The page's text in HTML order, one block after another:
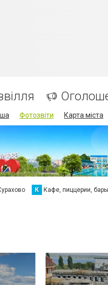
Фотозвіти Карта міста
К Кафе, пиццерии, бары